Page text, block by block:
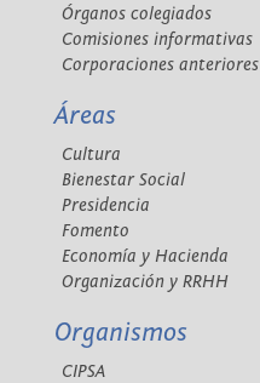
Órganos colegiados
Comisiones informativas
Corporaciones anteriores
Áreas
Cultura
Bienestar Social
Presidencia
Fomento
Economía y Hacienda
Organización y RRHH
Organismos
CIPSA